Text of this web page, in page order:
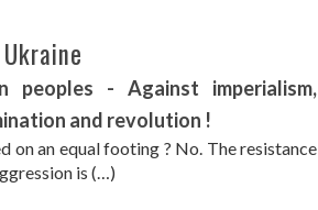
peoples - Against imperialism,
and revolution !
on an equal footing ? No. The resistance
is (…)